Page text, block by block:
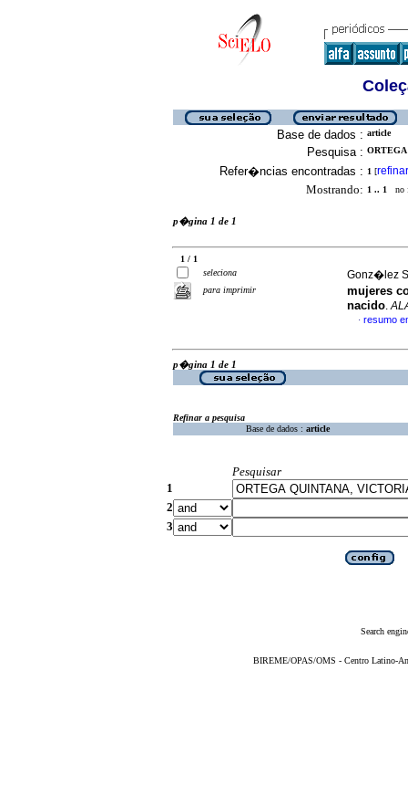
Base de dados : article
Pesquisa :
Refer�ncias encontradas : 1 [refinar
Mostrando: 1 .. 1 no
p�gina 1 de 1
1 / 1
seleciona
para imprimir
Gonz�lez
mujeres
nacido.
· resumo
p�gina 1 de 1
Refinar a pesquisa
Base de dados : article
Pesquisar
1
2
3
Search
BIREME/OPAS/OMS - Centro Latino-